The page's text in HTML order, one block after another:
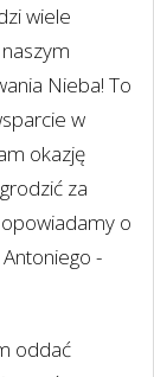
wiele
Nieba! To
w
okazję
za
o
-
oddać